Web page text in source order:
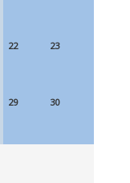
22 23
29 30